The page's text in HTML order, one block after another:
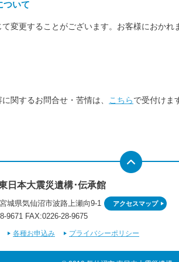
ついて
変更することがございます。お客様におか
関するお問合せ・苦情は、 こちら で受付けま
日本大震災遺構･伝承館
城県気仙沼市波路上瀬向9-1 アクセスマップ
9671 FAX:0226-28-9675
各種お申込み プライバシーポリシー